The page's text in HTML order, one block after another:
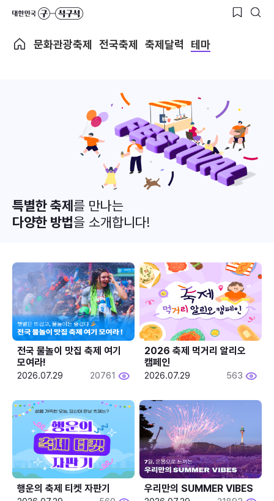
문화관광축제 전국축제 축제달력 테마
특별한 축제를 만나는
다양한 방법을 소개합니다!
전국 물놀이 맛집 축제 여기
모여라!
2026.07.29 20761
2026 축제 먹거리 알리오
캠페인
2026.07.29 563
행운의 축제 티켓 자판기 우리만의 SUMMER VIBES